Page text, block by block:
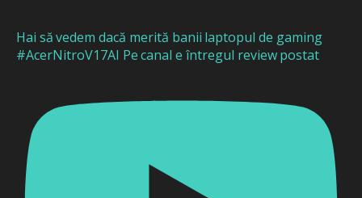
Hai să vedem dacă merită banii laptopul de gaming
#AcerNitroV17AI Pe canal e întregul review postat